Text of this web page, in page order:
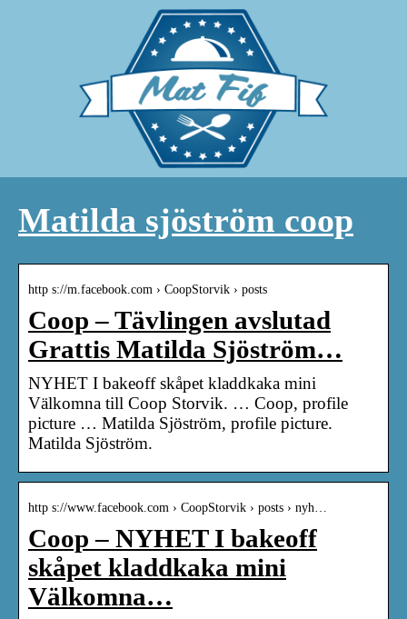
Matilda sjöström coop
http s://m.facebook.com › CoopStorvik › posts
Coop – Tävlingen avslutad
Grattis Matilda Sjöström…
NYHET I bakeoff skåpet kladdkaka mini
Välkomna till Coop Storvik. … Coop, profile
picture … Matilda Sjöström, profile picture.
Matilda Sjöström.
http s://www.facebook.com › CoopStorvik › posts › nyh…
Coop – NYHET I bakeoff
skåpet kladdkaka mini
Välkomna…